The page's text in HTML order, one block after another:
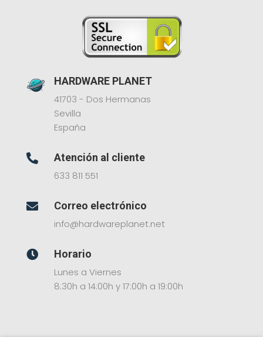
HARDWARE PLANET
41703 - Dos Hermanas
Sevilla
España

Atención al cliente
633 811 551

Correo electrónico
info@hardwareplanet.net

Horario
Lunes a Viernes
8:30h a 14:00h y 17:00h a 19:00h